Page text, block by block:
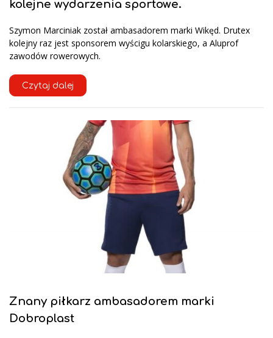
kolejne wydarzenia sportowe.
Szymon Marciniak został ambasadorem marki Wikęd. Drutex
kolejny raz jest sponsorem wyścigu kolarskiego, a Aluprof
zawodów rowerowych.
Czytaj dalej
Znany piłkarz ambasadorem marki
Dobroplast